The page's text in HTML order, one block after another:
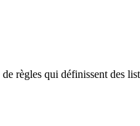
règles qui définissent des